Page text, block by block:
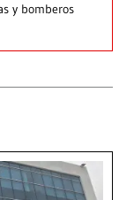
y bomberos